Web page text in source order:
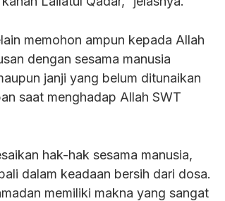
memohon ampun kepada Allah
dengan sesama manusia
janji yang belum ditunaikan
saat menghadap Allah SWT
hak-hak sesama manusia,
dalam keadaan bersih dari dosa.
memiliki makna yang sangat